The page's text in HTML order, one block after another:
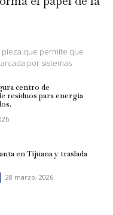
que permite que
por sistemas
centro de
residuos para energía
en Tijuana y traslada
28 marzo, 2026